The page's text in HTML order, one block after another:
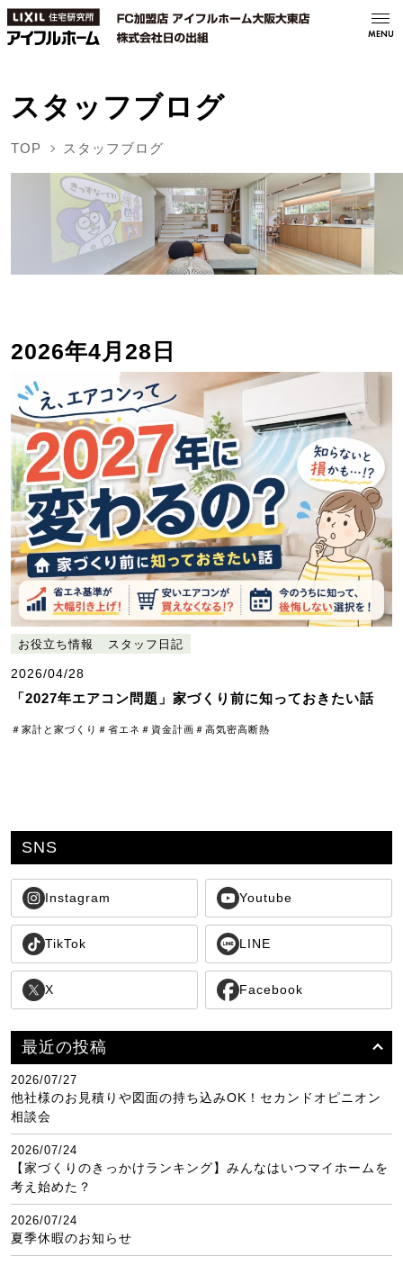
MENU
スタッフブログ
TOP スタッフブログ
2026年4月28日
お役立ち情報 スタッフ日記
2026/04/28
「2027年エアコン問題」家づくり前に知っておきたい話
＃家計と家づくり ＃省エネ ＃資金計画 ＃高気密高断熱
最近の投稿
2026/07/27
他社様のお見積りや図面の持ち込みOK！セカンドオピニオン
相談会
2026/07/24
【家づくりのきっかけランキング】みんなはいつマイホームを
考え始めた？
2026/07/24
夏季休暇のお知らせ
SNS
Instagram Youtube
TikTok LINE
X Facebook